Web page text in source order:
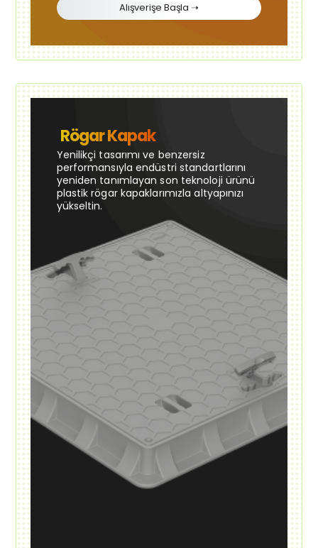
Alışverişe Başla ➝
Rögar Kapak
Yenilikçi tasarımı ve benzersiz
performansıyla endüstri standartlarını
yeniden tanımlayan son teknoloji ürünü
plastik rögar kapaklarımızla altyapınızı
yükseltin.